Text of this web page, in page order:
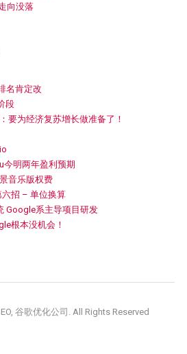
向没落
名肯定改
段
要为经济复苏增长做准备了！
今明两年盈利预期
音乐版权费
招 – 单位换算
Google系主导项目研发
根本没机会！
谷歌优化公司. All Rights Reserved